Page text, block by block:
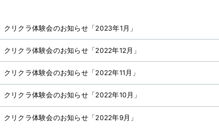
クリクラ体験会のお知らせ「2023年1月」
クリクラ体験会のお知らせ「2022年12月」
クリクラ体験会のお知らせ「2022年11月」
クリクラ体験会のお知らせ「2022年10月」
クリクラ体験会のお知らせ「2022年9月」